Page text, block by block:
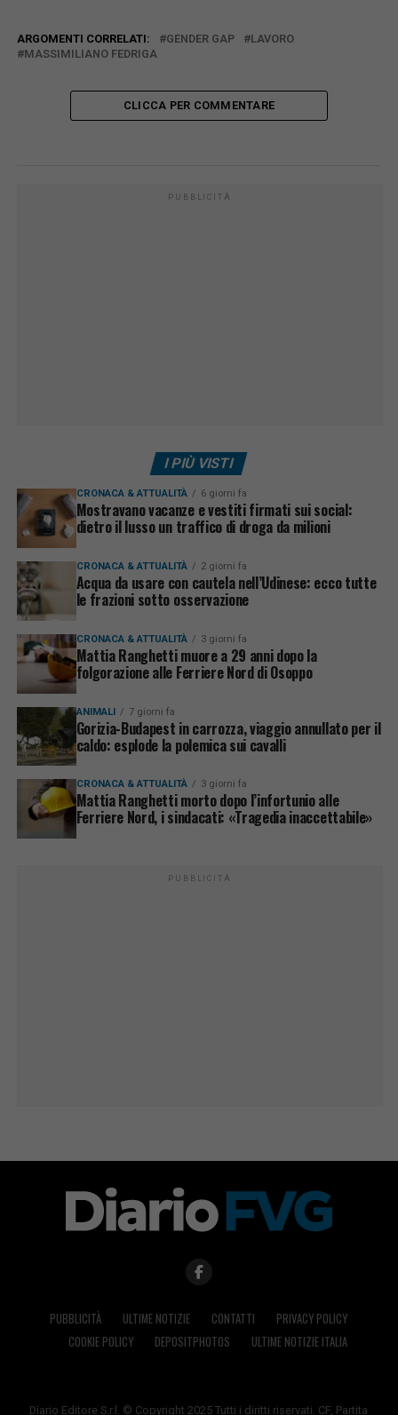
ARGOMENTI CORRELATI: GENDER GAP
LAVORO
MASSIMILIANO FEDRIGA
CLICCA PER COMMENTARE
PUBBLICITÀ
I PIÙ VISTI
CRONACA & ATTUALITÀ 6 giorni fa
Mostravano vacanze e vestiti firmati sui social:
dietro il lusso un traffico di droga da milioni
CRONACA & ATTUALITÀ 2 giorni fa
Acqua da usare con cautela nell’Udinese: ecco tutte
le frazioni sotto osservazione
CRONACA & ATTUALITÀ 3 giorni fa
Mattia Ranghetti muore a 29 anni dopo la
folgorazione alle Ferriere Nord di Osoppo
ANIMALI 7 giorni fa
Gorizia-Budapest in carrozza, viaggio annullato per il
caldo: esplode la polemica sui cavalli
CRONACA & ATTUALITÀ 3 giorni fa
Mattia Ranghetti morto dopo l’infortunio alle
Ferriere Nord, i sindacati: «Tragedia inaccettabile»
PUBBLICITÀ
PUBBLICITÀ ULTIME NOTIZIE CONTATTI
PRIVACY POLICY
COOKIE POLICY
DEPOSITPHOTOS ULTIME NOTIZIE ITALIA
Diario Editore S.r.l. © Copyright 2025 Tutti i diritti riservati. CF, Partita